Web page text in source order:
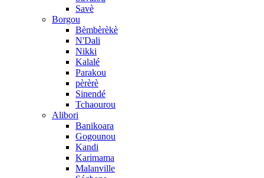
Savè
Borgou
Bèmbèrèkè
N'Dali
Nikki
Kalalé
Parakou
pèrèrè
Sinendé
Tchaourou
Alibori
Banikoara
Gogounou
Kandi
Karimama
Malanville